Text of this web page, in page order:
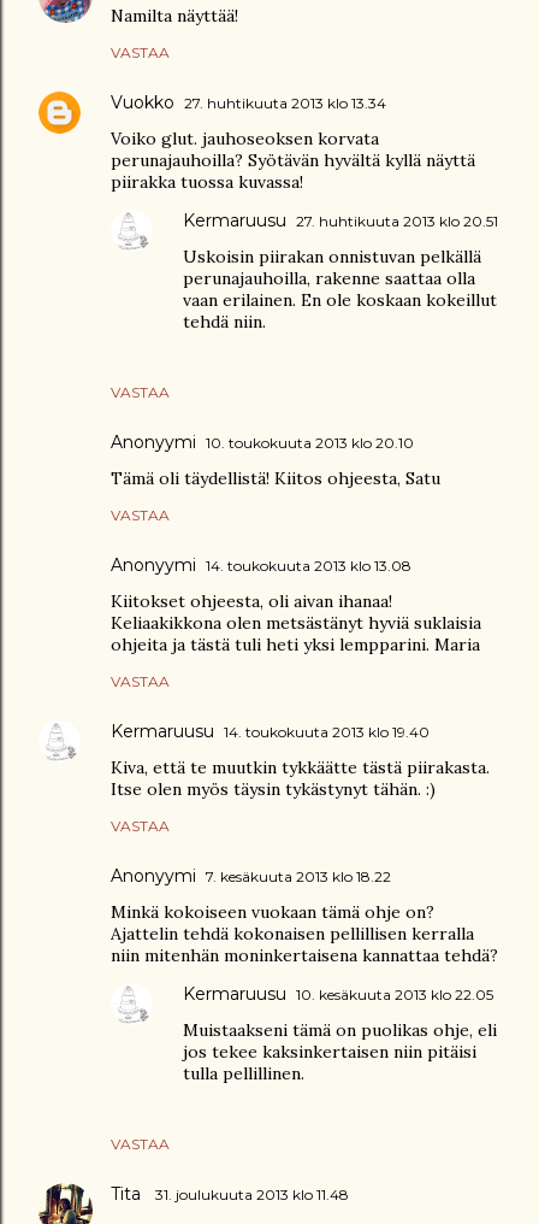
Namilta näyttää!
VASTAA
Vuokko 27. huhtikuuta 2013 klo 13.34
Voiko glut. jauhoseoksen korvata
perunajauhoilla? Syötävän hyvältä kyllä näyttä
piirakka tuossa kuvassa!
VASTAA
Kermaruusu 27. huhtikuuta 2013 klo 20.51
Uskoisin piirakan onnistuvan pelkällä
perunajauhoilla, rakenne saattaa olla
vaan erilainen. En ole koskaan kokeillut
tehdä niin.
Anonyymi 10. toukokuuta 2013 klo 20.10
Tämä oli täydellistä! Kiitos ohjeesta, Satu
VASTAA
Anonyymi 14. toukokuuta 2013 klo 13.08
Kiitokset ohjeesta, oli aivan ihanaa!
Keliaakikkona olen metsästänyt hyviä suklaisia
ohjeita ja tästä tuli heti yksi lempparini. Maria
VASTAA
Kermaruusu 14. toukokuuta 2013 klo 19.40
Kiva, että te muutkin tykkäätte tästä piirakasta.
Itse olen myös täysin tykästynyt tähän. :)
VASTAA
Anonyymi 7. kesäkuuta 2013 klo 18.22
Minkä kokoiseen vuokaan tämä ohje on?
Ajattelin tehdä kokonaisen pellillisen kerralla
niin mitenhän moninkertaisena kannattaa tehdä?
VASTAA
Kermaruusu 10. kesäkuuta 2013 klo 22.05
Muistaakseni tämä on puolikas ohje, eli
jos tekee kaksinkertaisen niin pitäisi
tulla pellillinen.
Tita 31. joulukuuta 2013 klo 11.48